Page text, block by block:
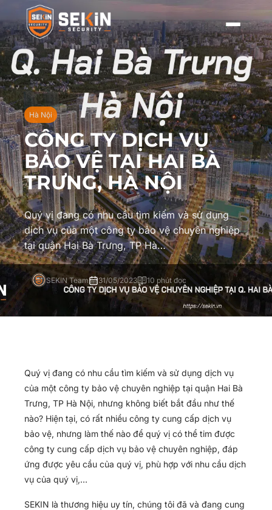
Hà Nội
CÔNG TY DỊCH VỤ
BẢO VỆ TẠI HAI BÀ
TRƯNG, HÀ NỘI
Quý vị đang có nhu cầu tìm kiếm và sử dụng
dịch vụ của một công ty bảo vệ chuyên nghiệp
tại quận Hai Bà Trưng, TP Hà…
SEKIN Team 31/05/2023 10 phút đọc
Quý vị đang có nhu cầu tìm kiếm và sử dụng dịch vụ
của một công ty bảo vệ chuyên nghiệp tại quận Hai Bà
Trưng, TP Hà Nội, nhưng không biết bắt đầu như thế
nào? Hiện tại, có rất nhiều công ty cung cấp dịch vụ
bảo vệ, nhưng làm thế nào để quý vị có thể tim được
công ty cung cấp dịch vụ bảo vệ chuyên nghiệp, đáp
ứng được yêu cầu của quý vị, phù hợp với nhu cầu dịch
vụ của quý vị,…
SEKIN là thương hiệu uy tín, chúng tôi đã và đang cung